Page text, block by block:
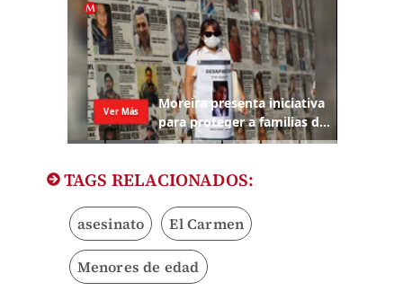
TAGS RELACIONADOS:
asesinato El Carmen
Menores de edad